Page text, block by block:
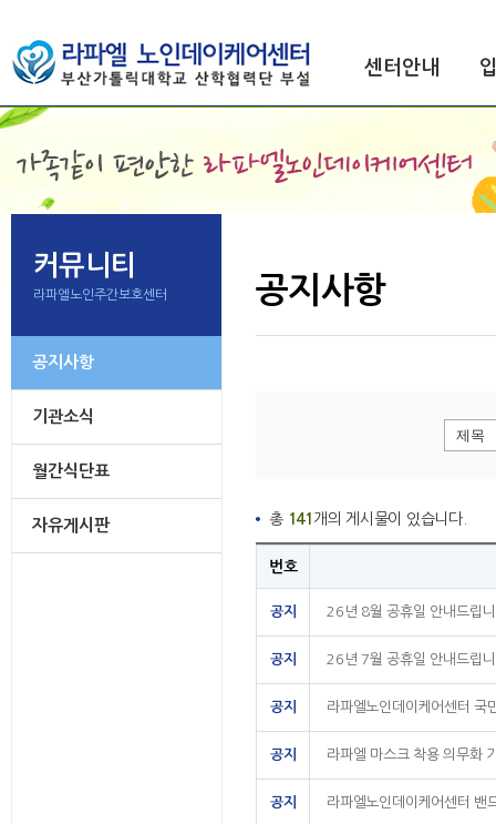
센터안내
커뮤니티
라파엘노인주간보호센터
공지사항
기관소식
월간식단표
자유게시판
공지사항
총 141 개의 게시물이 있습니다.
번호
공지 26년 8월 공휴일 안내드립
공지 26년 7월 공휴일 안내드립
공지 라파엘노인데이케어센터 국
공지 라파엘 마스크 착용 의무화
공지 라파엘노인데이케어센터 밴